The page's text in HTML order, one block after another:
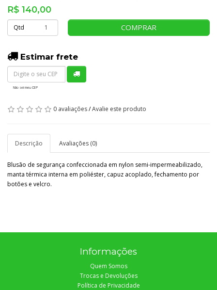
R$ 140,00
Qtd COMPRAR
Estimar frete
Não sei meu CEP
0 avaliações/Avalie este produto
Descrição Avaliações (0)
Blusão de segurança confeccionada em nylon semi-impermeabilizado,
manta térmica interna em poliéster, capuz acoplado, fechamento por
botões e velcro.
Informações
Quem Somos
Trocas e Devoluções
Política de Privacidade